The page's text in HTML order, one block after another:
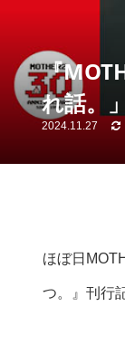
『
れ話。
2024.11.27
ほぼ日
つ。』刊行